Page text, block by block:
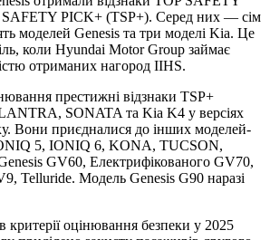
PICK+ (TSP+). Серед них — сім
моделей Genesis та три моделі Kia. Це
коли Hyundai Motor Group займає
отриманих нагород IIHS.
престижні відзнаки TSP+
SONATA та Kia K4 у версіях
Вони приєдналися до інших моделей-
5, IONIQ 6, KONA, TUCSON,
GV60, Електрифікованого GV70,
Telluride. Модель Genesis G90 наразі
критерії оцінювання безпеки у 2025